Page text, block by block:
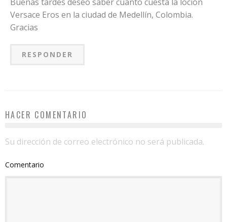
Versace Eros en la ciudad de Medellín, Colombia.
Gracias
RESPONDER
HACER COMENTARIO
Su dirección de correo electrónico no será publicada.
Comentario